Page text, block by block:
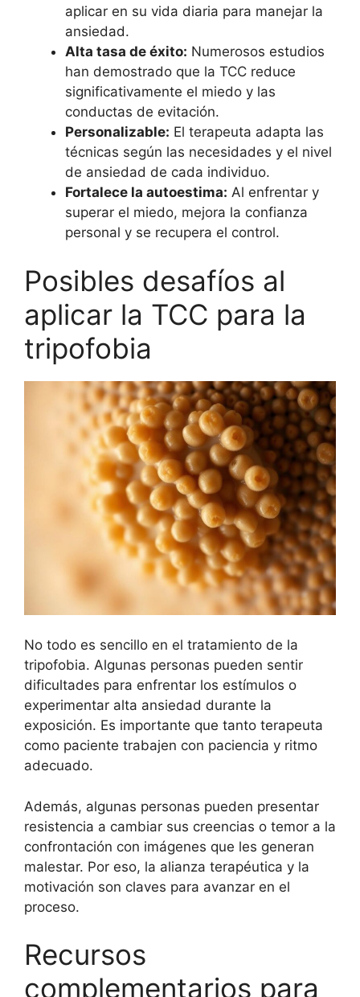
aplicar en su vida diaria para manejar la
ansiedad.
Alta tasa de éxito: Numerosos estudios
han demostrado que la TCC reduce
significativamente el miedo y las
conductas de evitación.
Personalizable: El terapeuta adapta las
técnicas según las necesidades y el nivel
de ansiedad de cada individuo.
Fortalece la autoestima: Al enfrentar y
superar el miedo, mejora la confianza
personal y se recupera el control.
Posibles desafíos al
aplicar la TCC para la
tripofobia
No todo es sencillo en el tratamiento de la
tripofobia. Algunas personas pueden sentir
dificultades para enfrentar los estímulos o
experimentar alta ansiedad durante la
exposición. Es importante que tanto terapeuta
como paciente trabajen con paciencia y ritmo
adecuado.
Además, algunas personas pueden presentar
resistencia a cambiar sus creencias o temor a la
confrontación con imágenes que les generan
malestar. Por eso, la alianza terapéutica y la
motivación son claves para avanzar en el
proceso.
Recursos
complementarios para